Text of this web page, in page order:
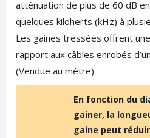
atténuation de plus de 60 dB
quelques kiloherts (kHz) à
Les gaines tressées offrent
rapport aux câbles enrobés
(Vendue au mètre)
En fonction du
gainer, la
gaine peut